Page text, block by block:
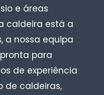
e áreas
caldeira está a
a nossa equipa
para
de experiência
de caldeiras,